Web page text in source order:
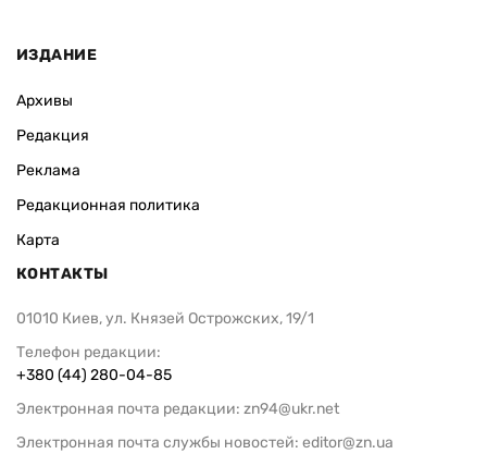
ИЗДАНИЕ
Архивы
Редакция
Реклама
Редакционная политика
Карта
КОНТАКТЫ
01010 Киев, ул. Князей Острожских, 19/1
Телефон редакции:
+380 (44) 280-04-85
Электронная почта редакции: zn94@ukr.net
Электронная почта службы новостей: editor@zn.ua